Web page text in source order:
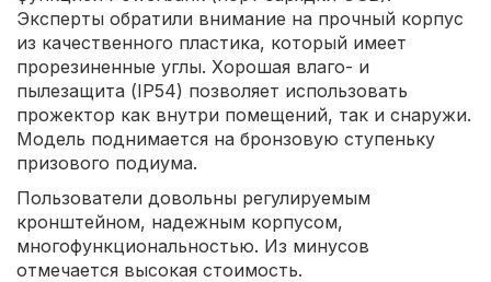
Эксперты обратили внимание на прочный корпус
из качественного пластика, который имеет
прорезиненные углы. Хорошая влаго- и
пылезащита (IP54) позволяет использовать
прожектор как внутри помещений, так и снаружи.
Модель поднимается на бронзовую ступеньку
призового подиума.
Пользователи довольны регулируемым
кронштейном, надежным корпусом,
многофункциональностью. Из минусов
отмечается высокая стоимость.